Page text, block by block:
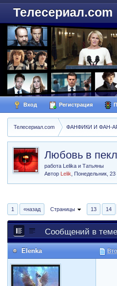
Телесериал.com
Вход Регистрация
Телесериал.com ФАНФИКИ И ФАН-
Любовь в
работа Lelika и Татьяны
Автор Lelik ,Понедельник, 23
1 «назад Страницы 13 14
Сообщений в
Elenka